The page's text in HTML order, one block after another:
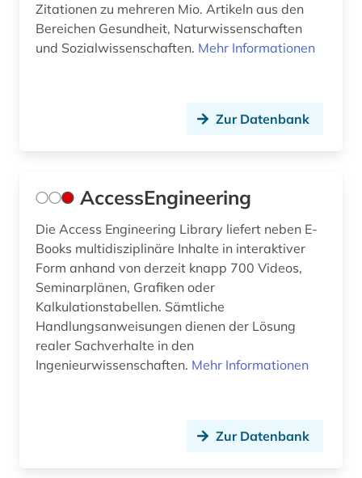
deutsch (18)
deutsche philologie (1)
deutschland gebrauchsmuster (1)
deutschland patent (1)
devices &amp; systems (1)
diagramm (1)
Zitationen zu mehreren Mio. Artikeln aus den
Bereichen Gesundheit, Naturwissenschaften
und Sozialwissenschaften. Mehr Informationen
Zur Datenbank
AccessEngineering
Die Access Engineering Library liefert neben E-
Books multidisziplinäre Inhalte in interaktiver
Form anhand von derzeit knapp 700 Videos,
Seminarplänen, Grafiken oder
Kalkulationstabellen. Sämtliche
Handlungsanweisungen dienen der Lösung
realer Sachverhalte in den
Ingenieurwissenschaften. Mehr Informationen
Zur Datenbank